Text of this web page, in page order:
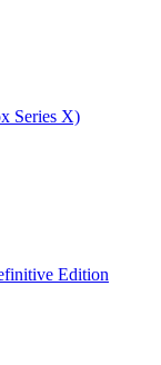
Series X)
Edition